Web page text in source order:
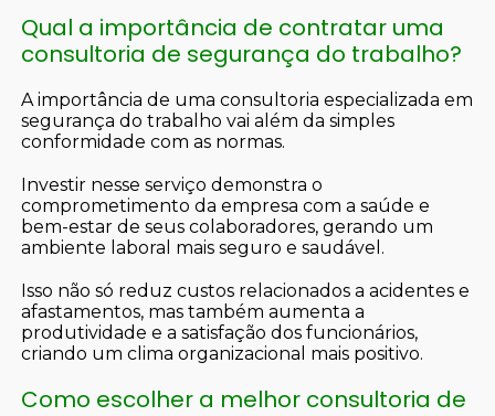
Qual a importância de contratar uma
consultoria de segurança do trabalho?
A importância de uma consultoria especializada em
segurança do trabalho vai além da simples
conformidade com as normas.
Investir nesse serviço demonstra o
comprometimento da empresa com a saúde e
bem-estar de seus colaboradores, gerando um
ambiente laboral mais seguro e saudável.
Isso não só reduz custos relacionados a acidentes e
afastamentos, mas também aumenta a
produtividade e a satisfação dos funcionários,
criando um clima organizacional mais positivo.
Como escolher a melhor consultoria de